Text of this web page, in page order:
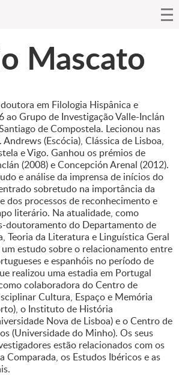
Mascato
em Filologia Hispânica e
ao Grupo de Investigação Valle-Inclán
de Compostela. Lecionou nas
(Escócia), Clássica de Lisboa,
e Vigo. Ganhou os prémios de
(2008) e Concepción Arenal (2012).
e análise da imprensa de inícios do
sobretudo na importância da
dos processos de reconhecimento e
literário. Na atualidade, como
doutoramento do Departamento de
Teoria da Literatura e Linguística Geral
estudo sobre o relacionamento entre
e espanhóis no período de
realizou uma estadia em Portugal
colaboradora do Centro de
Cultura, Espaço e Memória
o Instituto de História
Nova de Lisboa) e o Centro de
(Universidade do Minho). Os seus
estão relacionados com os
Comparada, os Estudos Ibéricos e as